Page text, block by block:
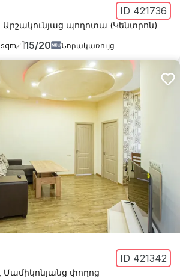
ID 421736
Արշակունյաց պողոտա (Կենտրոն)
sqm 15/20 Նորակառույց
ID 421342
Մամիկոնյանց փողոց